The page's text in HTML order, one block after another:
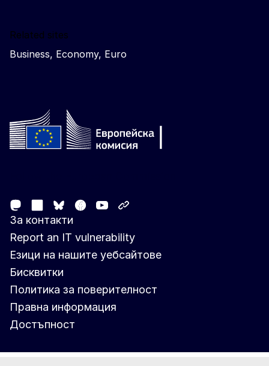
Related sites
Business, Economy, Euro
MastodonLinkedIn
Bluesky
Facebook
Youtube
За контакти
Report an IT vulnerability
Езици на нашите уебсайтове
Бисквитки
Политика за поверителност
Правна информация
Достъпност